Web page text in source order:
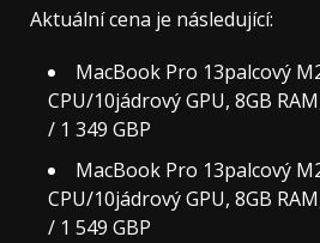
Aktuální cena je následující:
MacBook Pro 13palcový
CPU/10jádrový GPU, 8GB
/ 1 349 GBP
MacBook Pro 13palcový
CPU/10jádrový GPU, 8GB
/ 1 549 GBP